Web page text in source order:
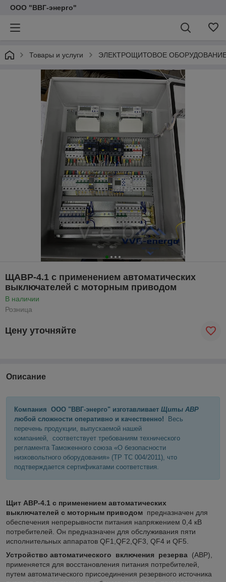
ООО "ВВГ-энерго"
Товары и услуги ЭЛЕКТРОЩИТОВОЕ
ЩАВР-4.1 с применением автоматических
выключателей с моторным приводом
В наличии
Розница
Цену уточняйте
Описание
Компания ООО "ВВГ-энерго" изготавливает Щиты АВР
любой сложности оперативно и качественно! Весь
перечень продукции, выпускаемой нашей
компанией, соответствует требованиям технического
регламента Таможенного союза «О безопасности
низковольтного оборудования» (ТР ТС 004/2011), что
подтверждается сертификатами соответствия.
Щит АВР-4.1 с применением автоматических
выключателей с моторным приводом предназначен для
обеспечения непрерывности питания напряжением 0,4 кВ
потребителей. Он предназначен для обслуживания пяти
исполнительных аппаратов QF1,QF2,QF3, QF4 и QF5.
Устройство автоматического включения резерва (АВР),
применяется для восстановления питания потребителей,
путем автоматического присоединения резервного источника